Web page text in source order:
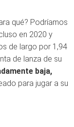
qué? Podríamos
en 2020 y
de largo por 1,94
de lanza de su
baja,
para jugar a su